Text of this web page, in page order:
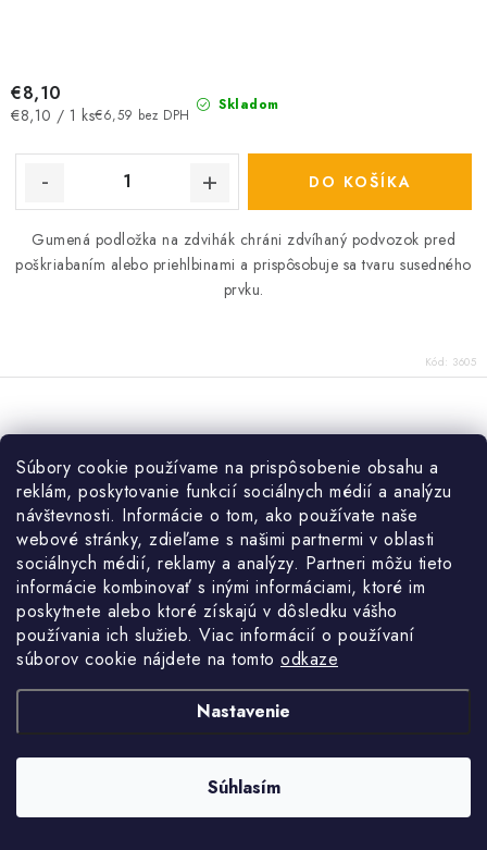
Súbory cookie používame na prispôsobenie obsahu a
reklám, poskytovanie funkcií sociálnych médií a analýzu
návštevnosti. Informácie o tom, ako používate naše
webové stránky, zdieľame s našimi partnermi v oblasti
sociálnych médií, reklamy a analýzy. Partneri môžu tieto
informácie kombinovať s inými informáciami, ktoré im
poskytnete alebo ktoré získajú v dôsledku vášho
používania ich služieb. Viac informácií o používaní
súborov cookie nájdete na tomto odkaze
Nastavenie
Súhlasím
Skladom
€6,59 bez DPH
€8,10
Jednotková
€8,10 / 1 ks
DO KOŠÍKA
Gumená podložka na zdvihák chráni zdvíhaný podvozok pred
poškriabaním alebo priehlbinami a prispôsobuje sa tvaru susedného
prvku.
Kód: 3605